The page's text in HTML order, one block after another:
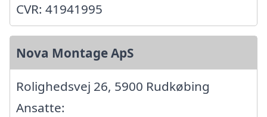
CVR: 41941995
Nova Montage ApS
Rolighedsvej 26, 5900 Rudkøbing
Ansatte: